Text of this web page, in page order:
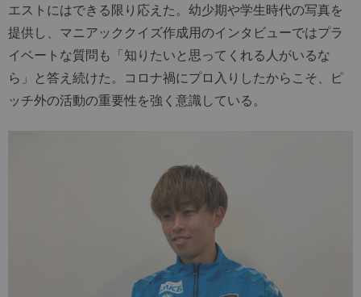
エストにはできる限り応えた。幼少期や学生時代の写真を
提供し、マニアッククイズ作成用のインタビューではプラ
イベートな質問も「知りたいと思ってくれる人がいるな
ら」と答え続けた。コロナ禍にプロ入りしたからこそ、ピ
ッチ外の活動の重要性を強く意識している。